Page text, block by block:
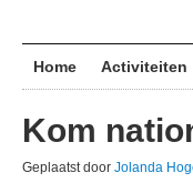
Home Activiteiten
Kom
Geplaatst door Jolanda